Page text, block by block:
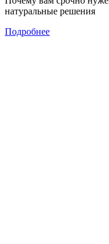
натуральные решения
Подробнее